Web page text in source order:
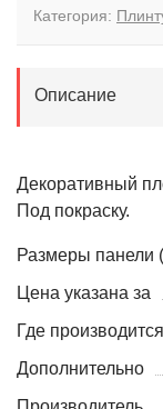
Категория:
Описание
Декоративный
Под покраску.
Размеры панели
Цена указана за
Где производится
Дополнительно